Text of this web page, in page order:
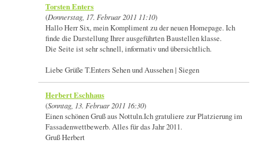
Torsten Enters
(Donnerstag, 17. Februar 2011 11:10)
Hallo Herr Six, mein Kompliment zu der neuen Homepage. Ich
finde die Darstellung Ihrer ausgeführten Baustellen klasse.
Die Seite ist sehr schnell, informativ und übersichtlich.
Liebe Grüße T.Enters Sehen und Aussehen | Siegen
Herbert Eschhaus
(Sonntag, 13. Februar 2011 16:30)
Einen schönen Gruß aus Nottuln.Ich gratuliere zur Platzierung im
Fassadenwettbewerb. Alles für das Jahr 2011.
Gruß Herbert